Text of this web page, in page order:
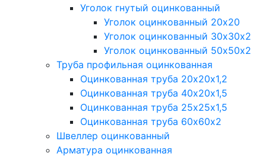
Уголок гнутый оцинкованный
Уголок оцинкованный 20х20
Уголок оцинкованный 30х30х2
Уголок оцинкованный 50х50х2
Труба профильная оцинкованная
Оцинкованная труба 20х20х1,2
Оцинкованная труба 40х20х1,5
Оцинкованная труба 25х25х1,5
Оцинкованная труба 60х60х2
Швеллер оцинкованный
Арматура оцинкованная